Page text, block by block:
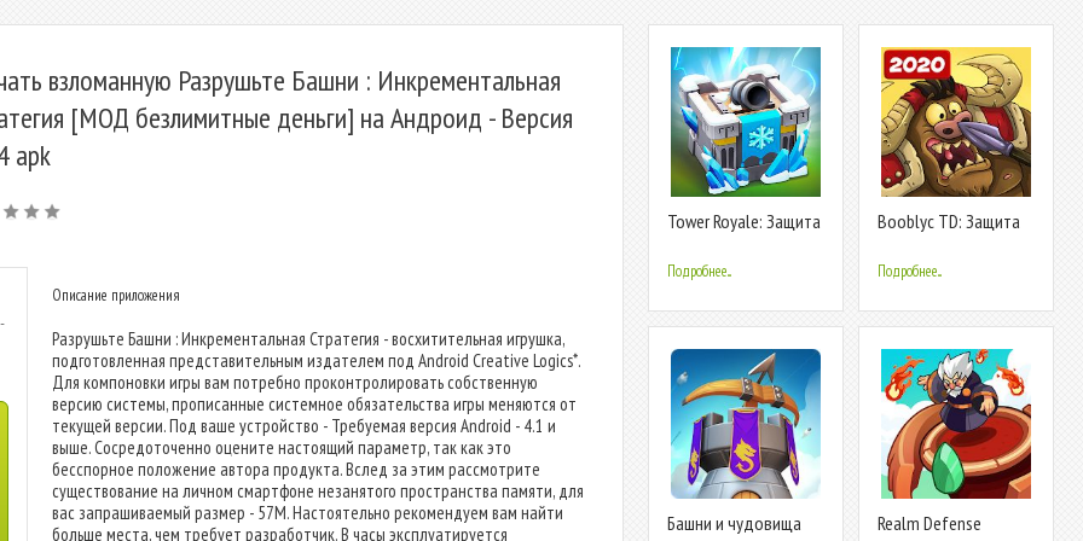
взломанную Разрушьте Башни : Инкрементальная
[МОД безлимитные деньги] на Андроид - Версия
apk
Описание приложения
Разрушьте Башни : Инкрементальная Стратегия - восхитительная игрушка,
подготовленная представительным издателем под Android Creative Logics*.
Для компоновки игры вам потребно проконтролировать собственную
версию системы, прописанные системное обязательства игры меняются от
текущей версии. Под ваше устройство - Требуемая версия Android - 4.1 и
выше. Сосредоточенно оцените настоящий параметр, так как это
бесспорное положение автора продукта. Вслед за этим рассмотрите
существование на личном смартфоне незанятого пространства памяти, для
вас запрашиваемый размер - 57M. Настоятельно рекомендуем вам найти
больше места, чем требует разработчик. В часы эксплуатируется
Tower Royale: Защита
Подробнее...
Booblyc TD: Защита
стратегии
Подробнее...
Башни и чудовища
Realm Defense